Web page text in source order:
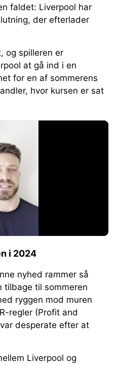
faldet: Liverpool har
der efterlader
og spilleren er
at gå ind i en
for en af sommerens
hvor kursen er sat
i 2024
nyhed rammer så
tilbage til sommeren
ryggen mod muren
regler (Profit and
desperate efter at
Liverpool og